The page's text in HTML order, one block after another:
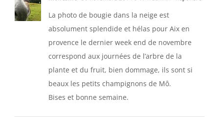
La photo de bougie dans la neige est
absolument splendide et hélas pour Aix en
provence le dernier week end de novembre
correspond aux journées de l’arbre de la
plante et du fruit, bien dommage, ils sont si
beaux les petits champignons de Mô.
Bises et bonne semaine.